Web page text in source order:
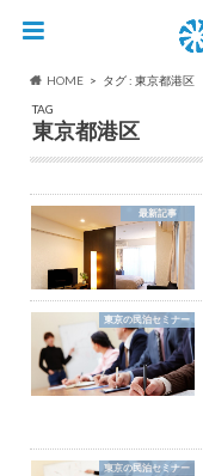
HOME
タグ : 東京都港区
TAG
東京都港区
最新記事
東京の民泊セミナー
東京の民泊セミナー